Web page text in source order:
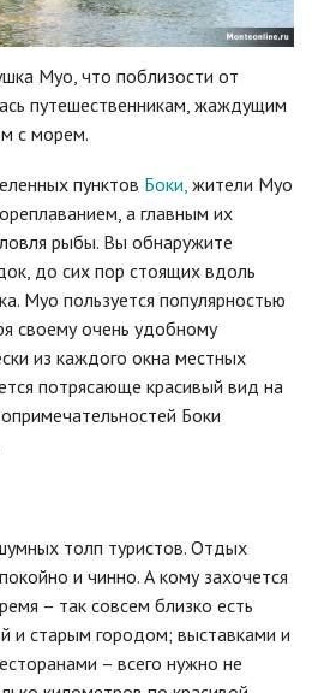
Муо, что поблизости от
путешественникам, жаждущим
с морем.
пунктов Боки, жители Муо
а главным их
рыбы. Вы обнаружите
до сих пор стоящих вдоль
Муо пользуется популярностью
своему очень удобному
из каждого окна местных
потрясающе красивый вид на
Боки
толп туристов. Отдых
и чинно. А кому захочется
– так совсем близко есть
и старым городом; выставками и
– всего нужно не